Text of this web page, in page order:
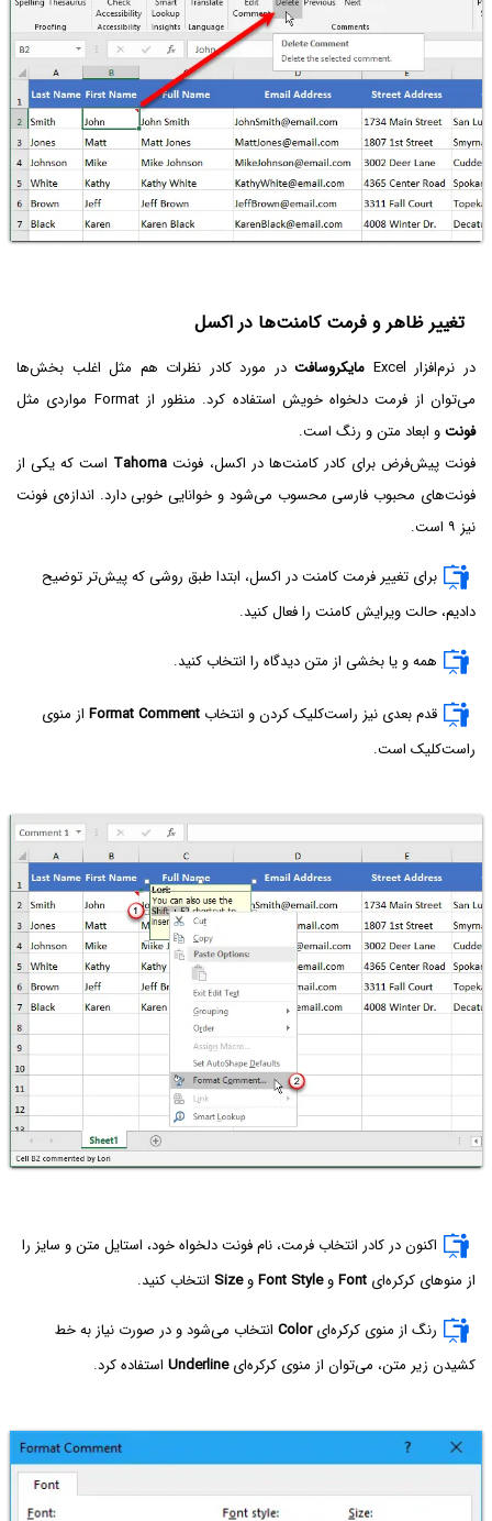
تغییر ظاهر و فرمت کامنت‌ها در اکسل
در نرم‌افزار Excel مایکروسافتدر مورد کادر نظرات هم مثل اغلب بخش‌ها
می‌توان از فرمت دلخواه خویش استفاده کرد. منظور از Format مواردی مثل
فونتو ابعاد متن و رنگ است.
فونت پیش‌فرض برای کادر کامنت‌ها در اکسل، فونت Tahoma است که یکی از
فونت‌های محبوب فارسی محسوب می‌شود و خوانایی خوبی دارد. اندازه‌ی فونت
نیز ۹ است.
برای تغییر فرمت کامنت در اکسل، ابتدا طبق روشی که پیش‌تر توضیح
دادیم، حالت ویرایش کامنت را فعال کنید.
همه و یا بخشی از متن دیدگاه را انتخاب کنید.
قدم بعدی نیز راست‌کلیک کردن و انتخاب Format Comment از منوی
راست‌کلیک است.
اکنون در کادر انتخاب فرمت، نام فونت دلخواه خود، استایل متن و سایز را
از منوهای کرکره‌ای FontوFont StyleوSize انتخاب کنید.
رنگ از منوی کرکره‌ایColor انتخاب می‌شود و در صورت نیاز به خط
کشیدن زیر متن، می‌توان از منوی کرکره‌ایUnderline استفاده کرد.